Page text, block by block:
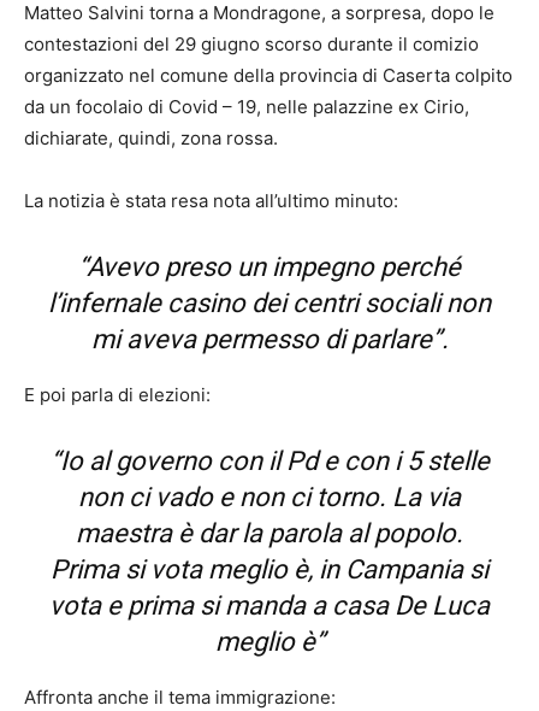
Matteo Salvini torna a Mondragone, a sorpresa, dopo le
contestazioni del 29 giugno scorso durante il comizio
organizzato nel comune della provincia di Caserta colpito
da un focolaio di Covid – 19, nelle palazzine ex Cirio,
dichiarate, quindi, zona rossa.
La notizia è stata resa nota all’ultimo minuto:
“Avevo preso un impegno perché
l’infernale casino dei centri sociali non
mi aveva permesso di parlare”.
E poi parla di elezioni:
“Io al governo con il Pd e con i 5 stelle
non ci vado e non ci torno. La via
maestra è dar la parola al popolo.
Prima si vota meglio è, in Campania si
vota e prima si manda a casa De Luca
meglio è”
Affronta anche il tema immigrazione: